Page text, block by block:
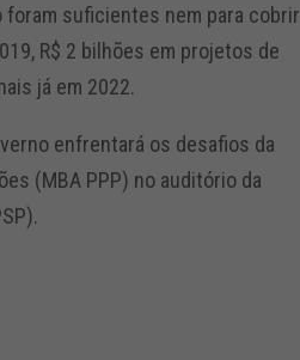
suficientes nem para cobrir
R$ 2 bilhões em projetos de
já em 2022.
enfrentará os desafios da
(MBA PPP) no auditório da